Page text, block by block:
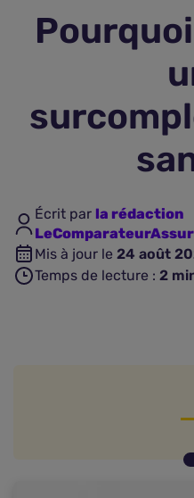
Assurance vie
Écrit par la rédaction
Mis à jour le 24 août
Temps de lecture : 2
Surcomplémentaire :